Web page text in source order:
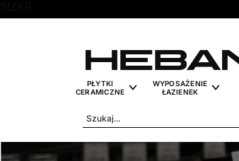
PŁYTKI
CERAMICZNE
WYPOSAŻENIE
ŁAZIENEK